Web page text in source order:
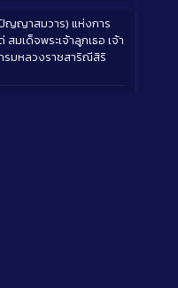
ญญาสมวาร) แห่งการ
มเด็จพระเจ้าลูกเธอ เจ้า
รมหลวงราชสาริณีสิริ